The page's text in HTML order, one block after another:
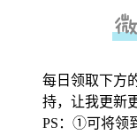
每日领取下方
持，让我更新
PS：①可将领